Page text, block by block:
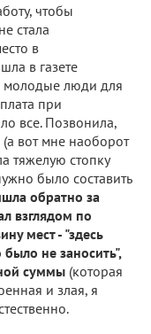
чтобы
стала
в
в газете
молодые люди для
при
все. Позвонила,
вот мне наоборот
тяжелую стопку
было составить
обратно за
взглядом по
мест - "здесь
не заносить",
суммы (которая
и злая, я